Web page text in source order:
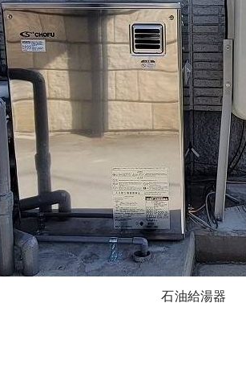
石油給湯器